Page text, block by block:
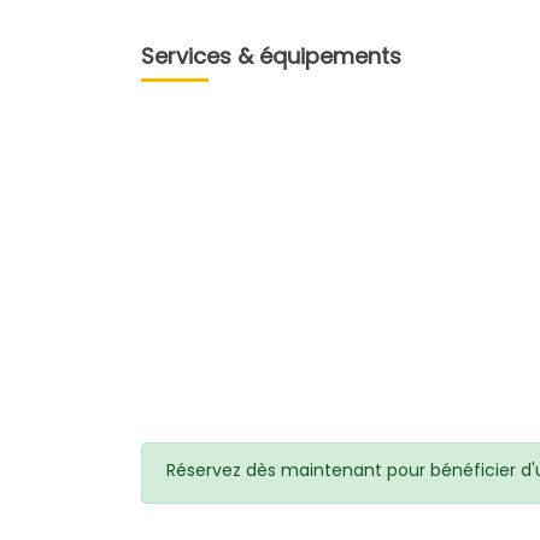
Services & équipements
Réservez dès maintenant pour bénéficier